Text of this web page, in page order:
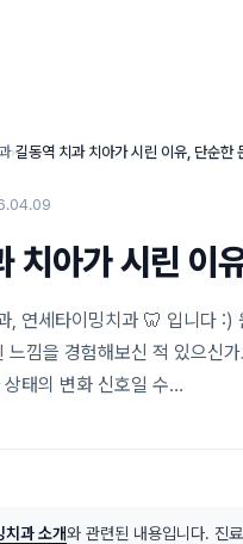
›
치아가 시린 이
, 연세타이밍치과 🦷 입니다
느낌을 경험해보신 적 있으신
태의 변화 신호일 수…
치과 소개와 관련된 내용입니다. 진